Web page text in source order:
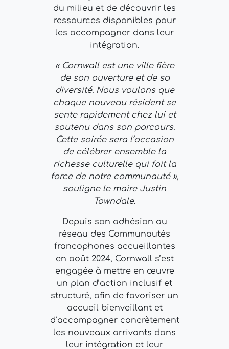
du milieu et de découvrir les
ressources disponibles pour
les accompagner dans leur
intégration.
« Cornwall est une ville fière
de son ouverture et de sa
diversité. Nous voulons que
chaque nouveau résident se
sente rapidement chez lui et
soutenu dans son parcours.
Cette soirée sera l’occasion
de célébrer ensemble la
richesse culturelle qui fait la
force de notre communauté »,
souligne le maire Justin
Towndale.
Depuis son adhésion au
réseau des Communautés
francophones accueillantes
en août 2024, Cornwall s’est
engagée à mettre en œuvre
un plan d’action inclusif et
structuré, afin de favoriser un
accueil bienveillant et
d’accompagner concrètement
les nouveaux arrivants dans
leur intégration et leur